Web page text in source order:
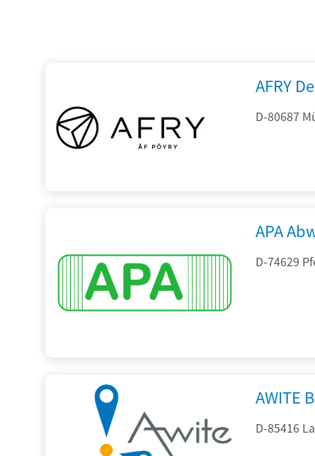
AFRY
D-80687
APA
D-74629
AWITE
D-85416